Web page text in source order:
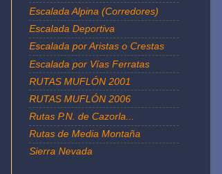
Escalada Alpina (Corredores)
Escalada Deportiva
Escalada por Aristas o Crestas
Escalada por Vías Ferratas
RUTAS MUFLÓN 2001
RUTAS MUFLÓN 2006
Rutas P.N. de Cazorla...
Rutas de Media Montaña
Sierra Nevada